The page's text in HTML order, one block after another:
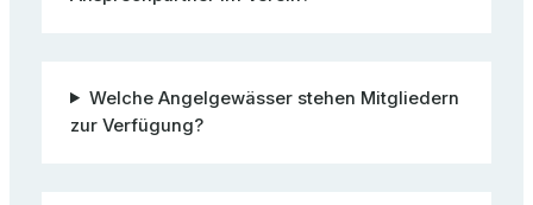
Welche Angelgewässer stehen Mitgliedern
zur Verfügung?